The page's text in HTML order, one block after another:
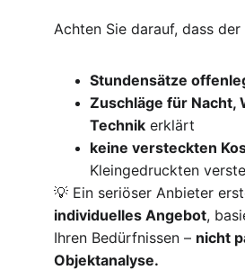
Achten Sie darauf, dass
Stundensätze
Zuschläge für Nacht,
Technik erklärt
keine versteckten
Kleingedruckten
💡 Ein seriöser Anbieter
individuelles Angebot,
Ihren Bedürfnissen – nicht
Objektanalyse.